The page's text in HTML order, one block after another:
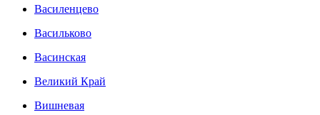
Василенцево
Васильково
Васинская
Великий Край
Вишневая